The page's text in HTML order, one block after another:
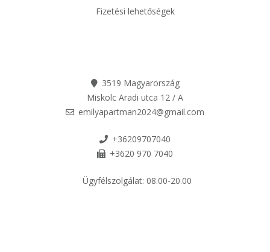
Fizetési lehetőségek
3519 Magyarország
Miskolc Aradi utca 12 / A
emilyapartman2024@gmail.com
+36209707040
+3620 970 7040
Ügyfélszolgálat: 08.00-20.00